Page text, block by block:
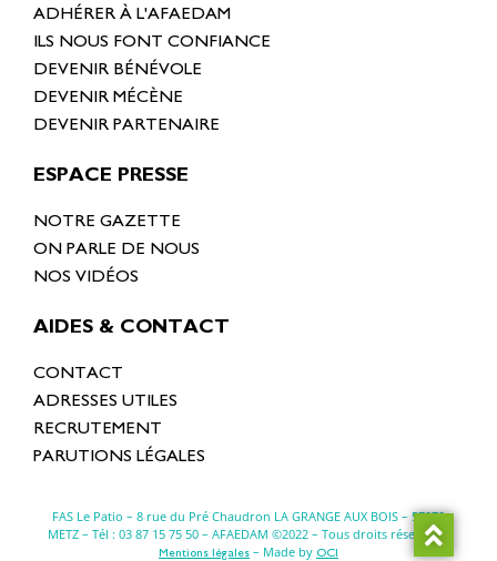
ADHÉRER À L'AFAEDAM
ILS NOUS FONT CONFIANCE
DEVENIR BÉNÉVOLE
DEVENIR MÉCÈNE
DEVENIR PARTENAIRE
ESPACE PRESSE
NOTRE GAZETTE
ON PARLE DE NOUS
NOS VIDÉOS
AIDES & CONTACT
CONTACT
ADRESSES UTILES
RECRUTEMENT
PARUTIONS LÉGALES
FAS Le Patio – 8 rue du Pré Chaudron LA GRANGE AUX BOIS –57070
METZ – Tél : 03 87 15 75 50 – AFAEDAM ©2022 – Tous droits réservés –
Mentions légales – Made by OCI